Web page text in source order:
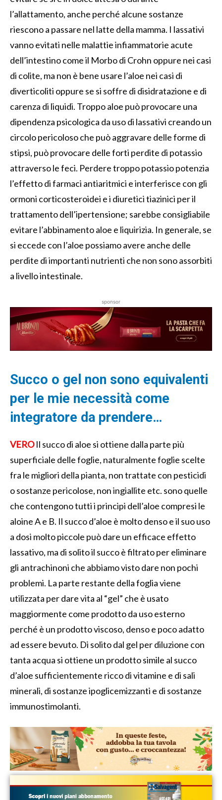
l’allattamento, anche perché alcune sostanze
riescono a passare nel latte della mamma. I lassativi
vanno evitati nelle malattie infiammatorie acute
dell’intestino come il Morbo di Crohn oppure nei casi
di colite, ma non è bene usare l’aloe nei casi di
diverticoliti oppure se si soffre di disidratazione e di
carenza di liquidi. Troppo aloe può provocare una
dipendenza psicologica da uso di lassativi creando un
circolo pericoloso che può aggravare delle forme di
stipsi, può provocare delle forti perdite di potassio
attraverso le feci. Perdere troppo potassio potenzia
l’effetto di farmaci antiaritmici e interferisce con gli
ormoni corticosteroidei e i diuretici tiazinici per il
trattamento dell’ipertensione; sarebbe consigliabile
evitare l’abbinamento aloe e liquirizia. In generale, se
si eccede con l’aloe possiamo avere anche delle
perdite di importanti nutrienti che non sono assorbiti
a livello intestinale.
sponsor
Succo o gel non sono equivalenti
per le mie necessità come
integratore da prendere…
VEROIl succo di aloe si ottiene dalla parte più
superficiale delle foglie, naturalmente foglie scelte
fra le migliori della pianta, non trattate con pesticidi
o sostanze pericolose, non ingiallite etc. sono quelle
che contengono tutti i principi dell’aloe compresi le
aloine A e B. Il succo d’aloe è molto denso e il suo uso
a dosi molto piccole può dare un efficace effetto
lassativo, ma di solito il succo è filtrato per eliminare
gli antrachinoni che abbiamo visto dare non pochi
problemi. La parte restante della foglia viene
utilizzata per dare vita al “gel” che è usato
maggiormente come prodotto da uso esterno
perché è un prodotto viscoso, denso e poco adatto
ad essere bevuto. Di solito dal gel per diluzione con
tanta acqua si ottiene un prodotto simile al succo
d’aloe sufficientemente ricco di vitamine e di sali
minerali, di sostanze ipoglicemizzanti e di sostanze
immunostimolanti.